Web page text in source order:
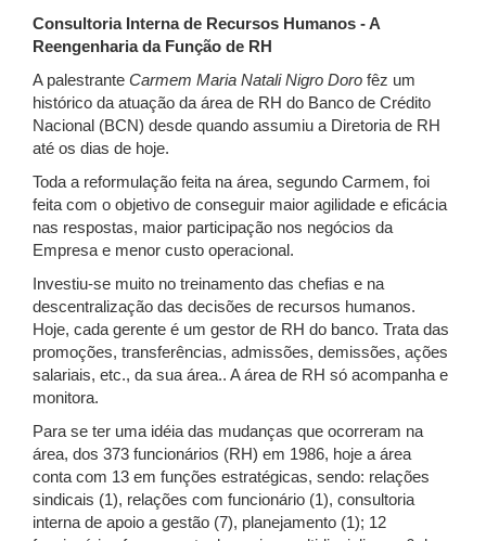
Consultoria Interna de Recursos Humanos - A
Reengenharia da Função de RH
A palestrante Carmem Maria Natali Nigro Doro fêz um
histórico da atuação da área de RH do Banco de Crédito
Nacional (BCN) desde quando assumiu a Diretoria de RH
até os dias de hoje.
Toda a reformulação feita na área, segundo Carmem, foi
feita com o objetivo de conseguir maior agilidade e eficácia
nas respostas, maior participação nos negócios da
Empresa e menor custo operacional.
Investiu-se muito no treinamento das chefias e na
descentralização das decisões de recursos humanos.
Hoje, cada gerente é um gestor de RH do banco. Trata das
promoções, transferências, admissões, demissões, ações
salariais, etc., da sua área.. A área de RH só acompanha e
monitora.
Para se ter uma idéia das mudanças que ocorreram na
área, dos 373 funcionários (RH) em 1986, hoje a área
conta com 13 em funções estratégicas, sendo: relações
sindicais (1), relações com funcionário (1), consultoria
interna de apoio a gestão (7), planejamento (1); 12